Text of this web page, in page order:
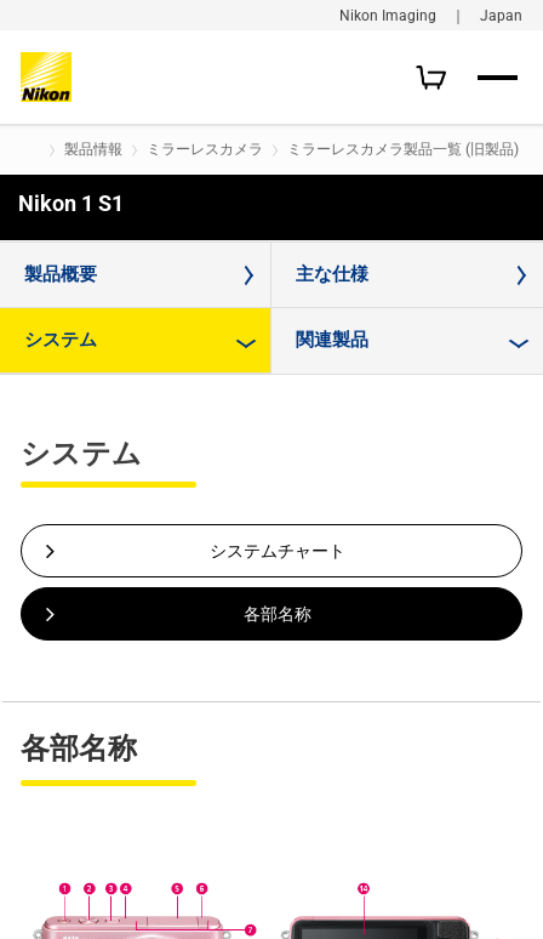
Nikon Imaging ｜ Japan
製品情報 ミラーレスカメラ ミラーレスカメラ製品一覧 (旧製品)
Nikon 1 S1
製品概要 主な仕様
システム 関連製品
システム
システムチャート
各部名称
各部名称